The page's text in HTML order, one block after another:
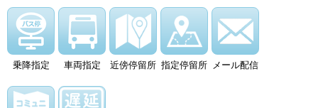
乗降指定 車両指定 近傍停留所 指定停留所 メール配信